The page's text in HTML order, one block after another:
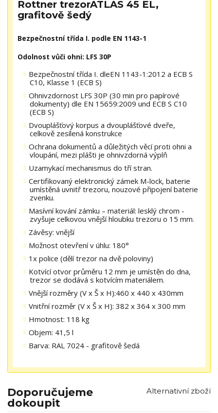
Rottner trezorATLAS 45 EL,
grafitově šedý
Bezpečnostní třída I. podle EN 1143-1
Odolnost vůči ohni: LFS 30P
Bezpečnostní třída I. dleEN 1143-1:2012 a ECB S
C10, Klasse 1 (ECB S)
Ohnivzdornost LFS 30P (30 min pro papírové
dokumenty) dle EN 15659:2009 und ECB S C10
(ECB S)
Dvouplášťový korpus a dvouplášťové dveře,
celkově zesílená konstrukce
Ochrana dokumentů a důležitých věcí proti ohni a
vloupání, mezi plášti je ohnivzdorná výplň
Uzamykací mechanismus do tří stran.
Certifikovaný elektronický zámek M-lock, baterie
umístěná uvnitř trezoru, nouzové připojení baterie
zvenku.
Masívní kování zámku – materiál: lesklý chrom -
zvyšuje celkovou vnější hloubku trezoru o 15 mm.
Závěsy: vnější
Možnost otevření v úhlu: 180°
1x police (dělí trezor na dvě poloviny)
Kotvící otvor průměru 12 mm je umístěn do dna,
trezor se dodává s kotvícím materiálem.
Vnější rozměry (V x Š x H):460 x 440 x 430mm
Vnitřní rozměr (V x Š x H): 382 x 364 x 300 mm
Hmotnost: 118 kg
Objem: 41,5 l
Barva: RAL 7024 - grafitově šedá
Doporučujeme
dokoupit
Alternativní zboží